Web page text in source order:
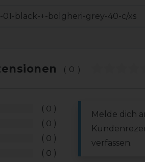
01-black-+-bolgheri-grey-40-c/xs
(0)
0
0
0
0
Melde dich
verfassen.